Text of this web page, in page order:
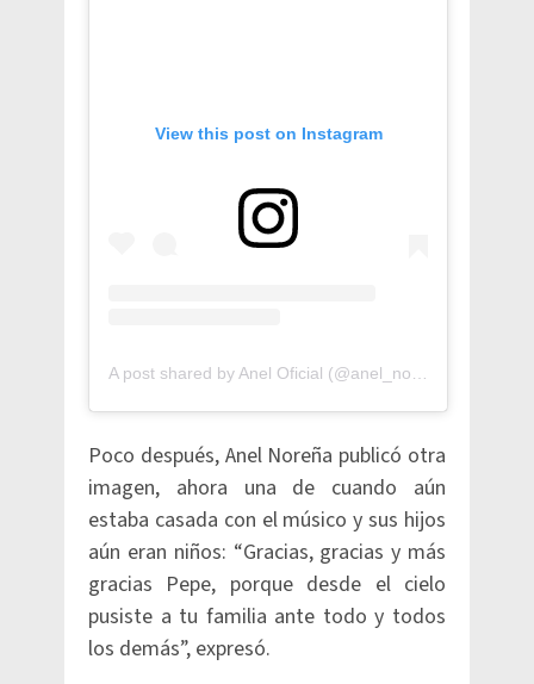
View this post on Instagram
A post shared by Anel Oficial (@anel_norenamx)
Poco después, Anel Noreña publicó otra
imagen, ahora una de cuando aún
estaba casada con el músico y sus hijos
aún eran niños: “Gracias, gracias y más
gracias Pepe, porque desde el cielo
pusiste a tu familia ante todo y todos
los demás”, expresó.